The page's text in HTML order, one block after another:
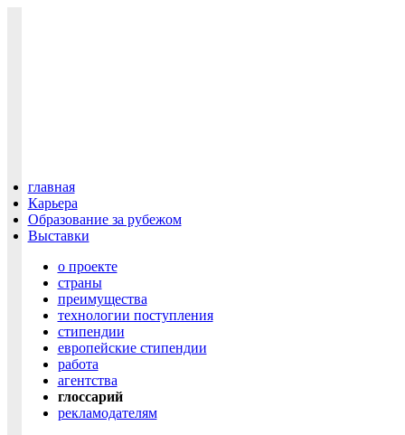
главная
Карьера
Образование за рубежом
Выставки
о проекте
cтраны
преимущества
технологии поступления
cтипендии
европейские стипендии
работа
агентства
глоссарий
рекламодателям